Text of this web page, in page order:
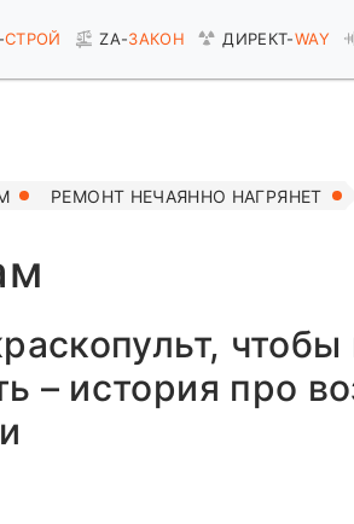
СТРОЙ ZA-ЗАКОН ДИРЕКТ-WAY
РЕМОНТ НЕЧАЯННО НАГРЯНЕТ
чтобы
– история про